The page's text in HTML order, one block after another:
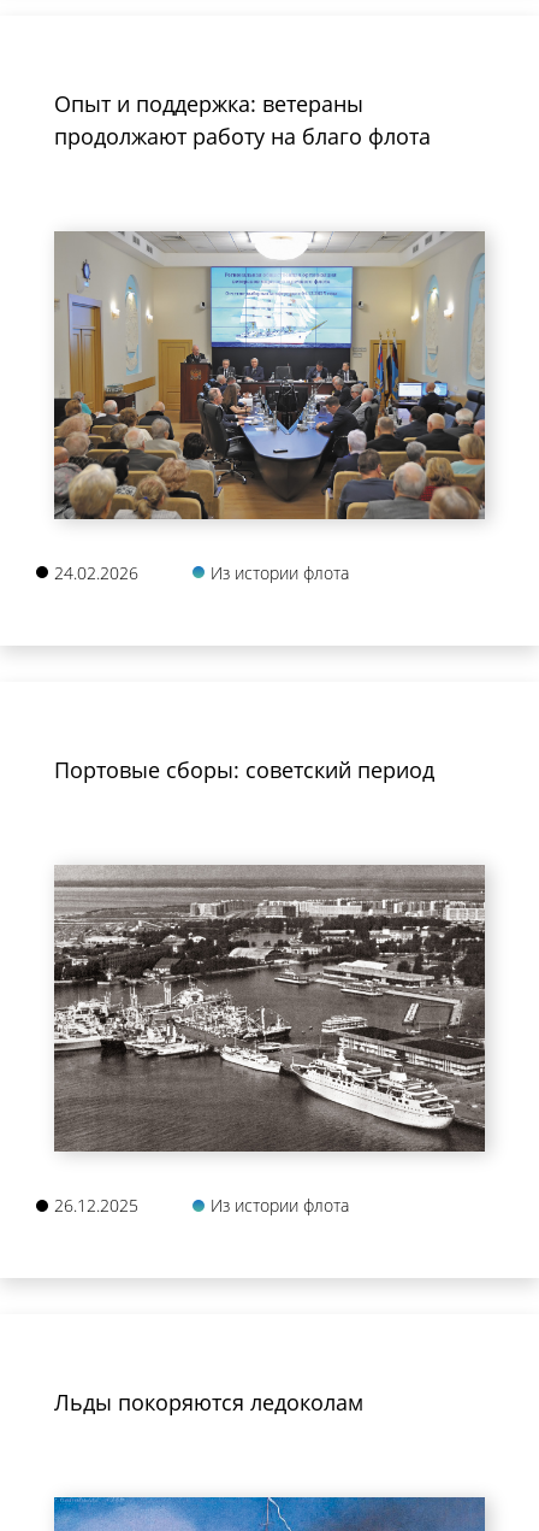
Опыт и поддержка: ветераны
продолжают работу на благо флота
24.02.2026 Из истории флота
Портовые сборы: советский период
26.12.2025 Из истории флота
Льды покоряются ледоколам